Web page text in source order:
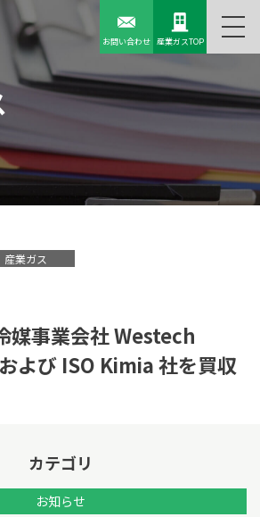
お問い合わせ 産業ガスTOP
産業ガス
媒事業会社 Westech
よび ISO Kimia 社を買収
カテゴリ
お知らせ